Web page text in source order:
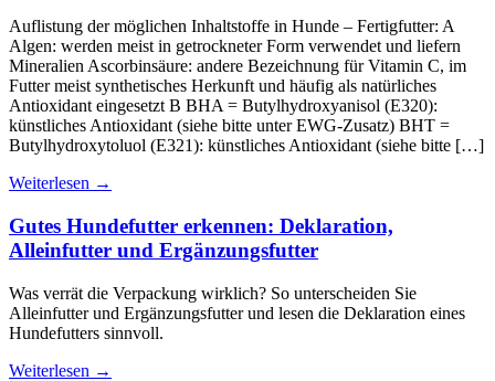
Auflistung der möglichen Inhaltstoffe in Hunde – Fertigfutter: A
Algen: werden meist in getrockneter Form verwendet und liefern
Mineralien Ascorbinsäure: andere Bezeichnung für Vitamin C, im
Futter meist synthetisches Herkunft und häufig als natürliches
Antioxidant eingesetzt B BHA = Butylhydroxyanisol (E320):
künstliches Antioxidant (siehe bitte unter EWG-Zusatz) BHT =
Butylhydroxytoluol (E321): künstliches Antioxidant (siehe bitte […]
Weiterlesen →
Gutes Hundefutter erkennen: Deklaration,
Alleinfutter und Ergänzungsfutter
Was verrät die Verpackung wirklich? So unterscheiden Sie
Alleinfutter und Ergänzungsfutter und lesen die Deklaration eines
Hundefutters sinnvoll.
Weiterlesen →